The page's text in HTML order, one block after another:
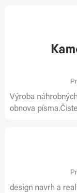
Výroba
obnova
design navrh a